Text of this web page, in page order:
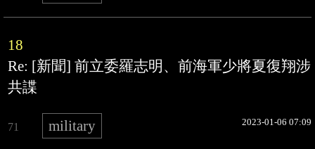
18
Re: [新聞] 前立委羅志明、前海軍少將夏復翔涉
共諜
71 military 2023-01-06 07:09